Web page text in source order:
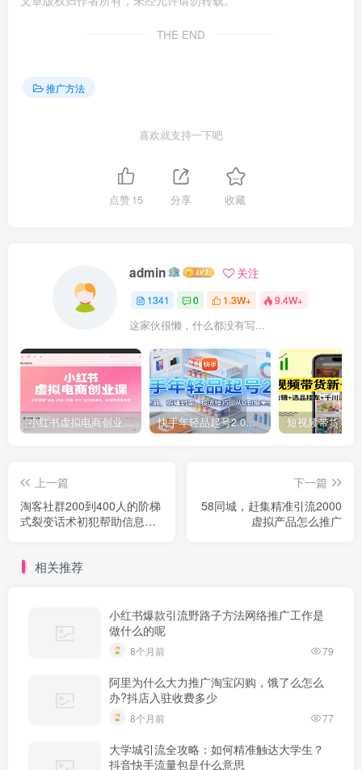
THE END
推广方法
喜欢就支持一下吧
点赞15 分享 收藏
admin 关注
1341 0 1.3W+ 9.4W+
这家伙很懒，什么都没有写...
小红书虚拟电商创业课，系统拆解选品-内容-流量-变现，实现零成本变现 快手年轻品起号2.0：养号选品，剪辑封面，投流技巧，从0到爆单全流程
上一篇
淘客社群200到400人的阶梯
式裂变话术初犯帮助信息网
下一篇
58同城，赶集精准引流2000
虚拟产品怎么推广
相关推荐
小红书爆款引流野路子方法网络推广工作是
做什么的呢
8个月前 79
阿里为什么大力推广淘宝闪购，饿了么怎么
办?抖店入驻收费多少
8个月前 77
大学城引流全攻略：如何精准触达大学生？
抖音快手流量包是什么意思